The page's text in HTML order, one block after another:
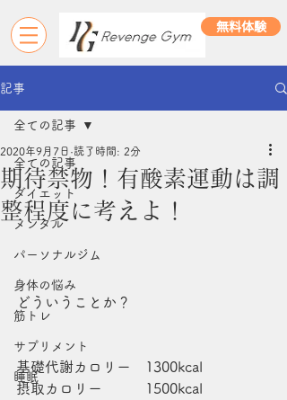
無料体験
記事
全ての記事
ダイエット
メンタル
パーソナルジム
身体の悩み
筋トレ
サプリメント
睡眠
全ての記事
期待禁物！有酸素運動は調
整程度に考えよ！
2020年9月7日 読了時間: 2分
どういうことか？
基礎代謝カロリー　1300kcal
摂取カロリー　　　1500kcal